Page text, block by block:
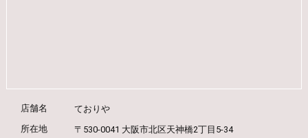
店舗名
ておりや
所在地
〒530-0041 大阪市北区天神橋2丁目5-34